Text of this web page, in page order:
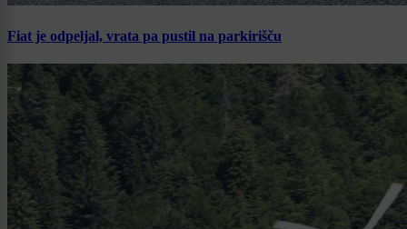
Fiat je odpeljal, vrata pa pustil na parkirišču